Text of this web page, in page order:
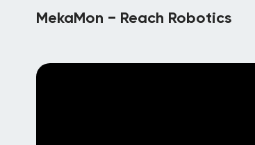
MekaMon − Reach Robotics